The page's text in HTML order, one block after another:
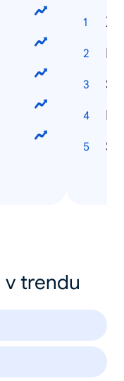
X-
v trendu